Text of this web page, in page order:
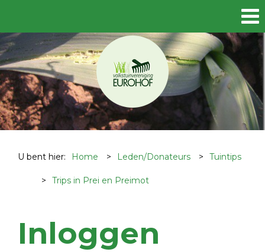
U bent hier: Home > Leden/Donateurs > Tuintips
> Trips in Prei en Preimot
Inloggen